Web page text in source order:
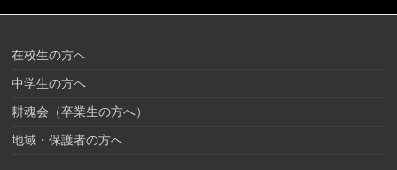
在校生の方へ
中学生の方へ
耕魂会（卒業生の方へ）
地域・保護者の方へ